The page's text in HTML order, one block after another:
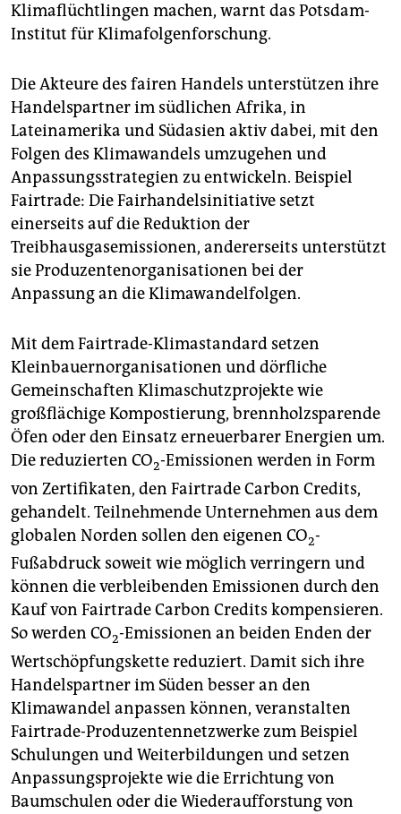
Klimaflüchtlingen machen, warnt das Potsdam-
Institut für Klimafolgenforschung.
Die Akteure des fairen Handels unterstützen ihre
Handelspartner im südlichen Afrika, in
Lateinamerika und Südasien aktiv dabei, mit den
Folgen des Klimawandels umzugehen und
Anpassungsstrategien zu entwickeln. Beispiel
Fairtrade: Die Fairhandelsinitiative setzt
einerseits auf die Reduktion der
Treibhausgasemissionen, andererseits unterstützt
sie Produzentenorganisationen bei der
Anpassung an die Klimawandelfolgen.
Mit dem Fairtrade-Klimastandard setzen
Kleinbauernorganisationen und dörfliche
Gemeinschaften Klimaschutzprojekte wie
großflächige Kompostierung, brennholzsparende
Öfen oder den Einsatz erneuerbarer Energien um.
Die reduzierten CO2-Emissionen werden in Form
von Zertifikaten, den Fairtrade Carbon Credits,
gehandelt. Teilnehmende Unternehmen aus dem
globalen Norden sollen den eigenen CO2-
Fußabdruck soweit wie möglich verringern und
können die verbleibenden Emissionen durch den
Kauf von Fairtrade Carbon Credits kompensieren.
So werden CO2-Emissionen an beiden Enden der
Wertschöpfungskette reduziert. Damit sich ihre
Handelspartner im Süden besser an den
Klimawandel anpassen können, veranstalten
Fairtrade-Produzentennetzwerke zum Beispiel
Schulungen und Weiterbildungen und setzen
Anpassungsprojekte wie die Errichtung von
Baumschulen oder die Wiederaufforstung von